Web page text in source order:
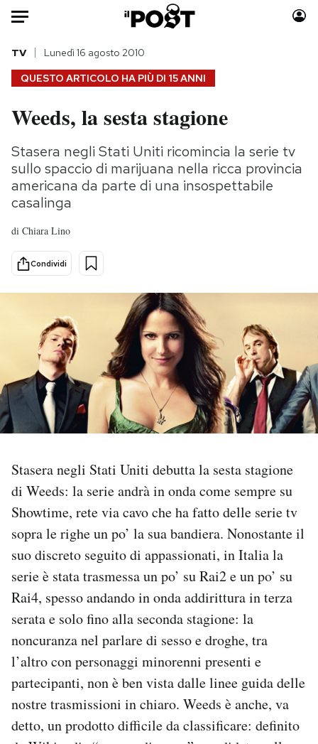
HOME
Italia
Politica
Tecnologia
Internet
Economia
Moda
Consumismi
Storie/Idee
PODCAST
NEWSLETTER
SHOP
CALENDARIO
AREA PERSONALE
Notifiche mobile
Regala il Post
Hai bisogno di aiuto?
Esci
QUESTO ARTICOLO HA PIÙ DI 15 ANNI
TV Lunedì 16 agosto 2010
Weeds, la sesta stagione
Stasera negli Stati Uniti ricomincia la serie tv
sullo spaccio di marijuana nella ricca provincia
americana da parte di una insospettabile
casalinga
di Chiara Lino
Condividi
Stasera negli Stati Uniti debutta la sesta stagione
di Weeds: la serie andrà in onda come sempre su
Showtime, rete via cavo che ha fatto delle serie tv
sopra le righe un po’ la sua bandiera. Nonostante il
suo discreto seguito di appassionati, in Italia la
serie è stata trasmessa un po’ su Rai2 e un po’ su
Rai4, spesso andando in onda addirittura in terza
serata e solo fino alla seconda stagione: la
noncuranza nel parlare di sesso e droghe, tra
l’altro con personaggi minorenni presenti e
partecipanti, non è ben vista dalle linee guida delle
nostre trasmissioni in chiaro. Weeds è anche, va
detto, un prodotto difficile da classificare: definito